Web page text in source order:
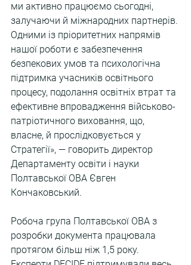
ми активно працюємо сьогодні,
залучаючи й міжнародних партнерів.
Одними із пріоритетних напрямів
нашої роботи є забезпечення
безпекових умов та психологічна
підтримка учасників освітнього
процесу, подолання освітніх втрат та
ефективне впровадження військово-
патріотичного виховання, що,
власне, й прослідковується у
Стратегії», — говорить директор
Департаменту освіти і науки
Полтавської ОВА Євген
Кончаковський.
Робоча група Полтавської ОВА з
розробки документа працювала
протягом більш ніж 1,5 року.